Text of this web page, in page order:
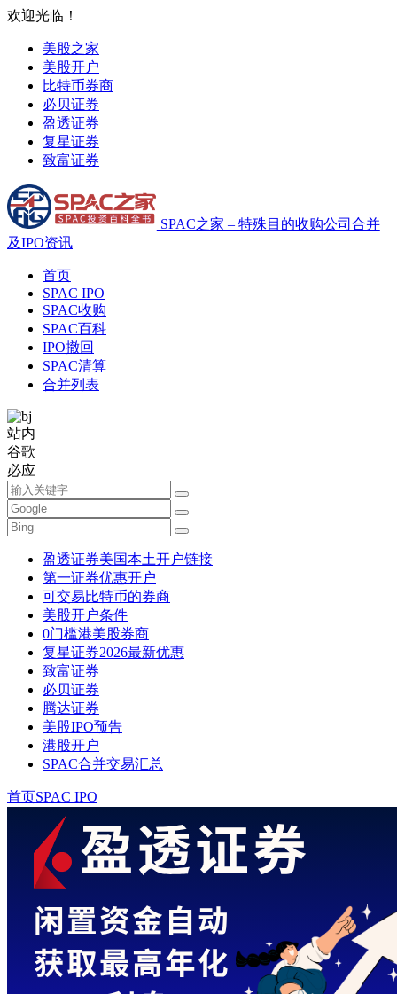
欢迎光临！
美股之家
美股开户
比特币券商
必贝证券
盈透证券
复星证券
致富证券
SPAC之家 – 特殊目的收购公司合并
及IPO资讯
首页
SPAC IPO
SPAC收购
SPAC百科
IPO撤回
SPAC清算
合并列表
站内
谷歌
必应
盈透证券美国本土开户链接
第一证券优惠开户
可交易比特币的券商
美股开户条件
0门槛港美股券商
复星证券2026最新优惠
致富证券
必贝证券
腾达证券
美股IPO预告
港股开户
SPAC合并交易汇总
首页SPAC IPO